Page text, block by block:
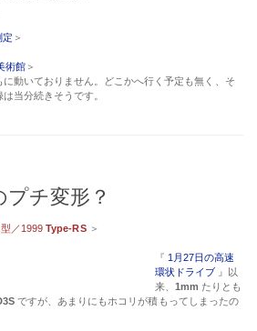
定 ＞
術館＞
動いておりません。どこかへ行く予定も無く、そ
当分続きそうです。
チ変形？
／1999Type-RS＞
『 1月27日の高速
環状ドライブ 』以
来、1mm たりとも
ですが、あまりにもホコリが積もってしまったの